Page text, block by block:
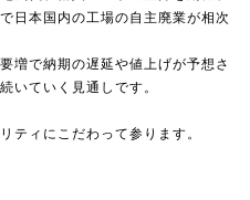
日本国内の工場の自主廃業が相次
増で納期の遅延や値上げが予想さ
いていく見通しです。
ティにこだわって参ります。